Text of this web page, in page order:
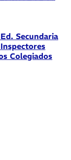
Secundaria
Colegiados